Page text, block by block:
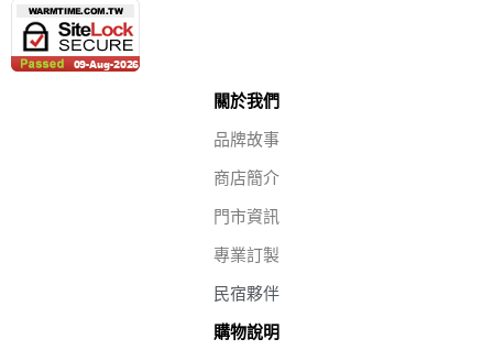
關於我們
品牌故事
商店簡介
門市資訊
專業訂製
民宿夥伴
購物說明